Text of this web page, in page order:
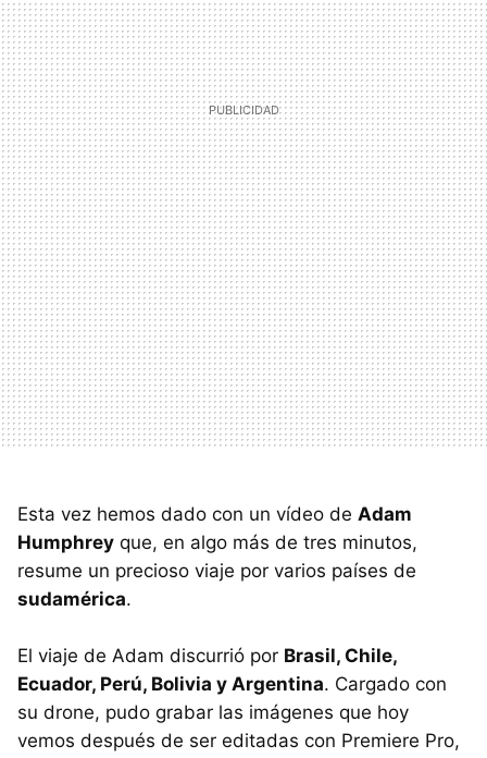
Esta vez hemos dado con un vídeo de Adam
Humphrey que, en algo más de tres minutos,
resume un precioso viaje por varios países de
sudamérica.
El viaje de Adam discurrió por Brasil, Chile,
Ecuador, Perú, Bolivia y Argentina. Cargado con
su drone, pudo grabar las imágenes que hoy
vemos después de ser editadas con Premiere Pro,